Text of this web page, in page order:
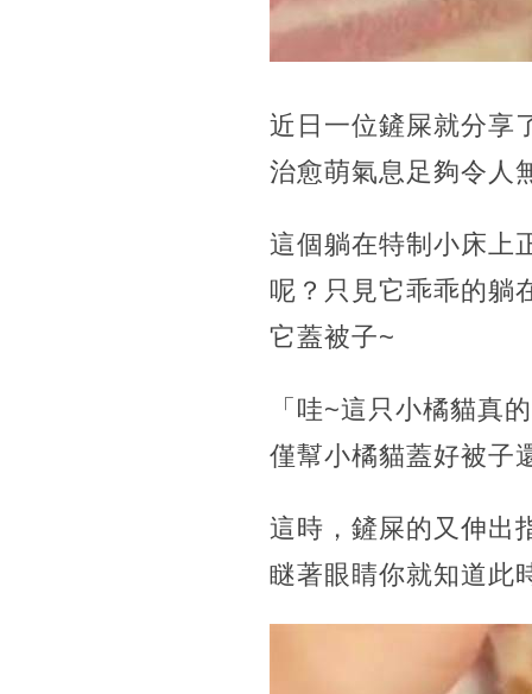
近日一位鏟屎就分享
治愈萌氣息足夠令人
這個躺在特制小床上
呢？只見它乖乖的躺
它蓋被子~
「哇~這只小橘貓真
僅幫小橘貓蓋好被子
這時，鏟屎的又伸出
瞇著眼睛你就知道此